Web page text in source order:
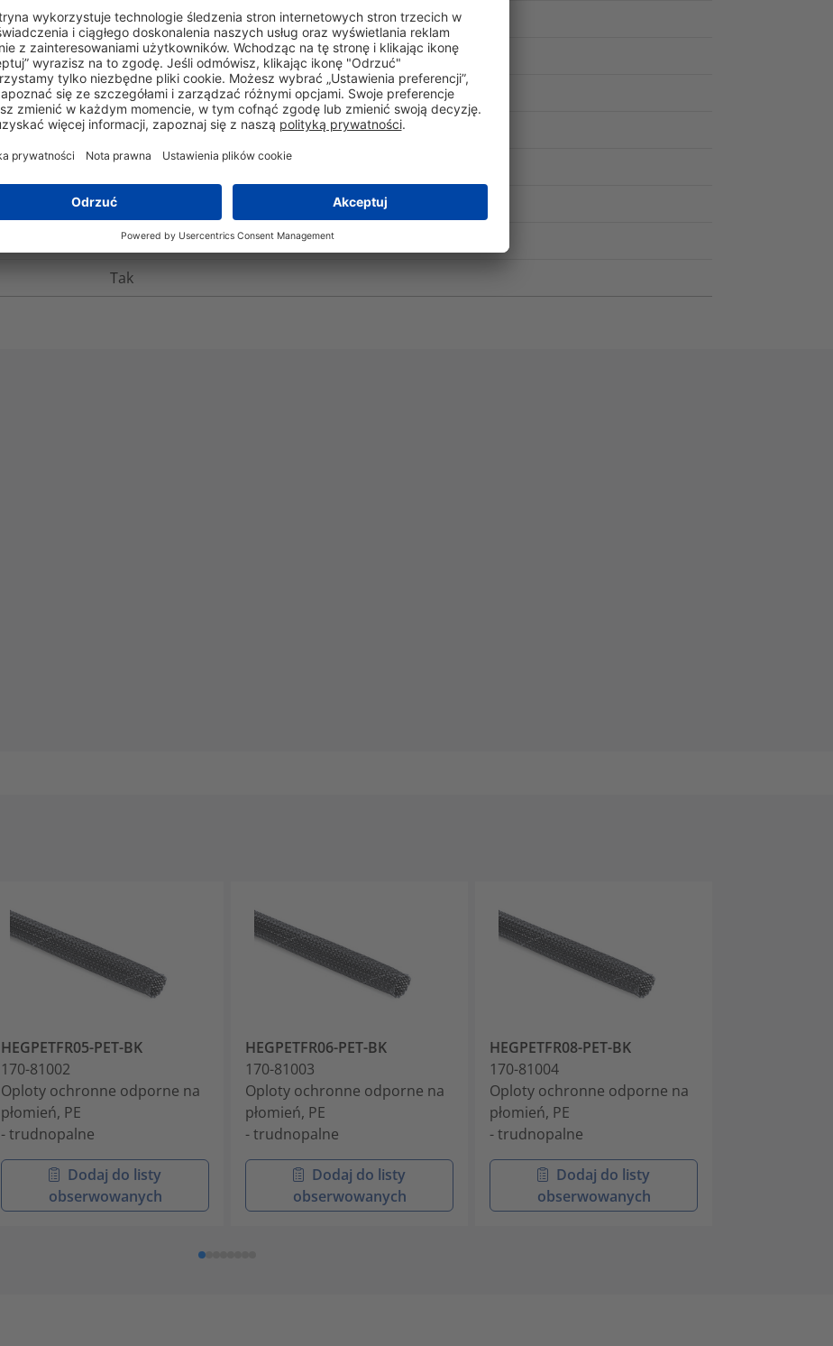
FMVSS 302, Typ B, UL 1441 VW-1
Tak
Nie
E197993
-50°C do +150°C
+250°C
Tak
Tak
HEGPETFR05-PET-BK
170-81002
Oploty ochronne odporne na
płomień, PE
- trudnopalne
Dodaj do listy
obserwowanych
HEGPETFR06-PET-BK
170-81003
Oploty ochronne odporne na
płomień, PE
- trudnopalne
Dodaj do listy
obserwowanych
HEGPETFR08-PET-BK
170-81004
Oploty ochronne odporne na
płomień, PE
- trudnopalne
Dodaj do listy
obserwowanych